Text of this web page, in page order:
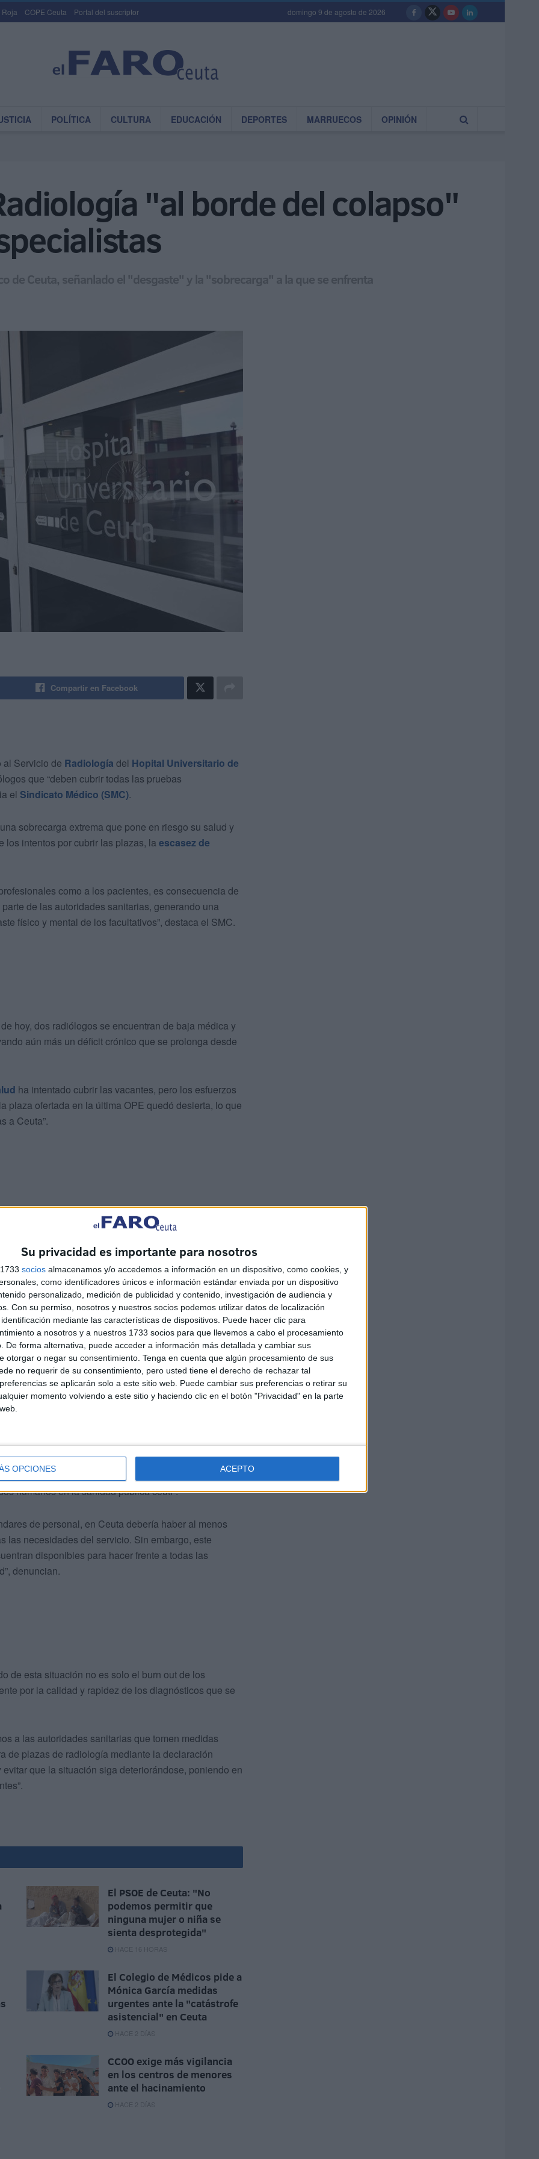
Su privacidad es importante para nosotros
socios almacenamos y/o accedemos a información en un dispositivo, como cookies, y
como identificadores únicos e información estándar enviada por un dispositivo
personalizado, medición de publicidad y contenido, investigación de audiencia y
Con su permiso, nosotros y nuestros socios podemos utilizar datos de localización
mediante las características de dispositivos. Puede hacer clic para
a nosotros y a nuestros 1733 socios para que llevemos a cabo el procesamiento
De forma alternativa, puede acceder a información más detallada y cambiar sus
otorgar o negar su consentimiento. Tenga en cuenta que algún procesamiento de sus
no requerir de su consentimiento, pero usted tiene el derecho de rechazar tal
se aplicarán solo a este sitio web. Puede cambiar sus preferencias o retirar su
momento volviendo a este sitio y haciendo clic en el botón "Privacidad" en la parte
OPCIONES ACEPTO
Roja COPE Ceuta Portal del suscriptor domingo 9 de agosto de 2026
POLÍTICA CULTURA EDUCACIÓN DEPORTES MARRUECOS OPINIÓN
"al borde del colapso"
de Ceuta, señanlado el "desgaste" y la "sobrecarga" a la que se enfrenta
Compartir en Facebook
al Servicio de Radiología del Hopital Universitario de
que “deben cubrir todas las pruebas
el Sindicato Médico (SMC).
sobrecarga extrema que pone en riesgo su salud y
los intentos por cubrir las plazas, la escasez de
como a los pacientes, es consecuencia de
de las autoridades sanitarias, generando una
físico y mental de los facultativos”, destaca el SMC.
hoy, dos radiólogos se encuentran de baja médica y
aún más un déficit crónico que se prolonga desde
ha intentado cubrir las vacantes, pero los esfuerzos
plaza ofertada en la última OPE quedó desierta, lo que
a Ceuta”.
estos profesionales esomo “asfixiante”,
TAC, y las guardias, con jornadas extenuantes
sí y otro no, sin apenas tiempo para descansar”.
del agotamiento"
han trabajado al borde del agotamiento, con una carga
en su salud y en la calidad del servicio que pueden
de la Resonancia Magnética, “siendo informada a
“esta externalización, en lugar de paliar la
humanos en la sanidad pública ceutí”.
de personal, en Ceuta debería haber al menos
las necesidades del servicio. Sin embargo, este
disponibles para hacer frente a todas las
denuncian.
de esta situación no es solo el burn out de los
por la calidad y rapidez de los diagnósticos que se
a las autoridades sanitarias que tomen medidas
de plazas de radiología mediante la declaración
que la situación siga deteriorándose, poniendo en
El PSOE de Ceuta: "No
podemos permitir que
ninguna mujer o niña se
sienta desprotegida"
HACE 16 HORAS
El Colegio de Médicos pide a
Mónica García medidas
urgentes ante la "catástrofe
asistencial" en Ceuta
HACE 2 DÍAS
CCOO exige más vigilancia
en los centros de menores
ante el hacinamiento
HACE 2 DÍAS